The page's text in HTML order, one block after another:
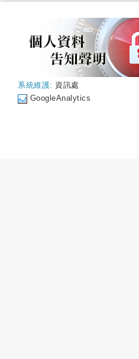
系統維護: 資訊處
GoogleAnalytics